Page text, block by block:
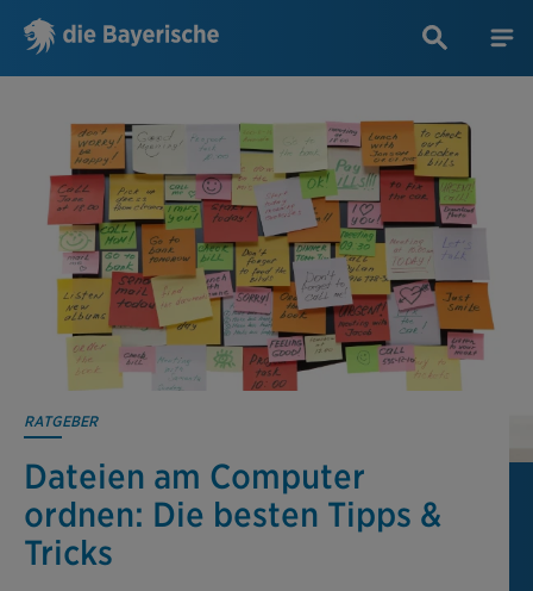
RATGEBER
Dateien am Computer
ordnen: Die besten Tipps &
Tricks